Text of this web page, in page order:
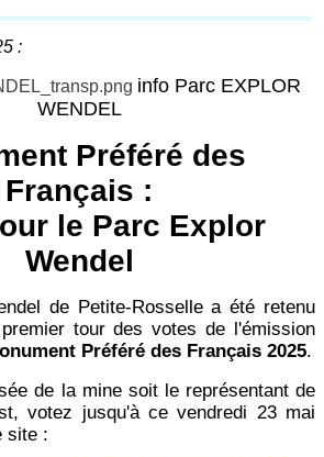
:
info Parc EXPLOR
WENDEL
Préféré des
Français :
le Parc Explor
Wendel
de Petite-Rosselle a été retenu
tour des votes de l'émission
Préféré des Français 2025.
de la mine soit le représentant de
votez jusqu'à ce vendredi 23 mai
site :